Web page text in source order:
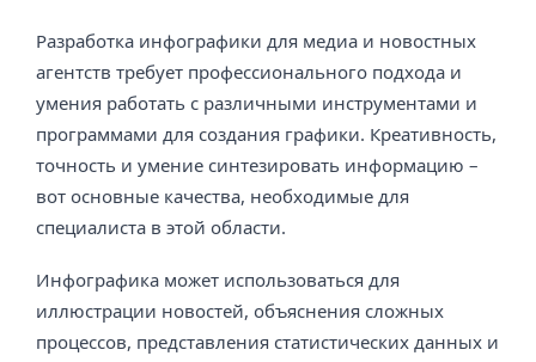
Разработка инфографики для медиа и новостных
агентств требует профессионального подхода и
умения работать с различными инструментами и
программами для создания графики. Креативность,
точность и умение синтезировать информацию –
вот основные качества, необходимые для
специалиста в этой области.
Инфографика может использоваться для
иллюстрации новостей, объяснения сложных
процессов, представления статистических данных и